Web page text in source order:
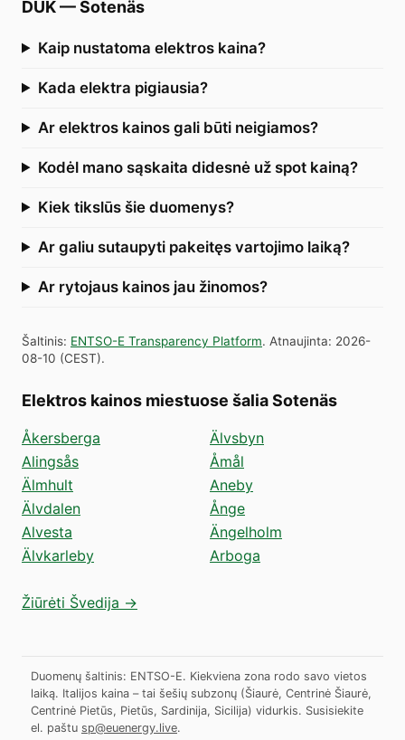
DUK—Sotenäs
Kaip nustatoma elektros kaina?
Kada elektra pigiausia?
Ar elektros kainos gali būti neigiamos?
Kodėl mano sąskaita didesnė už spot kainą?
Kiek tikslūs šie duomenys?
Ar galiu sutaupyti pakeitęs vartojimo laiką?
Ar rytojaus kainos jau žinomos?
Šaltinis: ENTSO-E Transparency Platform. Atnaujinta: 2026-
08-10 (CEST).
Elektros kainos miestuose šalia Sotenäs
Åkersberga
Alingsås
Älmhult
Älvdalen
Alvesta
Älvkarleby
Älvsbyn
Åmål
Aneby
Ånge
Ängelholm
Arboga
Žiūrėti Švedija →
Duomenų šaltinis: ENTSO-E. Kiekviena zona rodo savo vietos
laiką. Italijos kaina – tai šešių subzonų (Šiaurė, Centrinė Šiaurė,
Centrinė Pietūs, Pietūs, Sardinija, Sicilija) vidurkis. Susisiekite
el. paštu sp@euenergy.live.